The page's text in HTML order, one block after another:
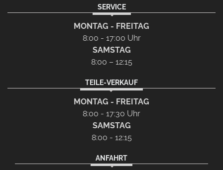
SERVICE
MONTAG - FREITAG
8:00 - 17:00 Uhr
SAMSTAG
8:00 – 12:15
TEILE-VERKAUF
MONTAG - FREITAG
8:00 - 17:30 Uhr
SAMSTAG
8:00 - 12:15
ANFAHRT